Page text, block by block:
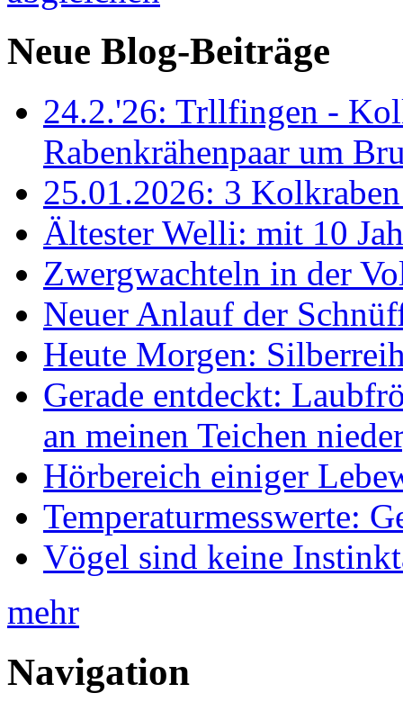
Neue Blog-Beiträge
24.2.'26: Trllfingen -
Rabenkrähenpaar um
25.01.2026: 3
Ältester Welli: mit 10
Zwergwachteln in der
Neuer Anlauf der
Heute Morgen:
Gerade entdeckt:
an meinen Teichen
Hörbereich einiger
Temperaturmesswerte:
Vögel sind keine
mehr
Navigation